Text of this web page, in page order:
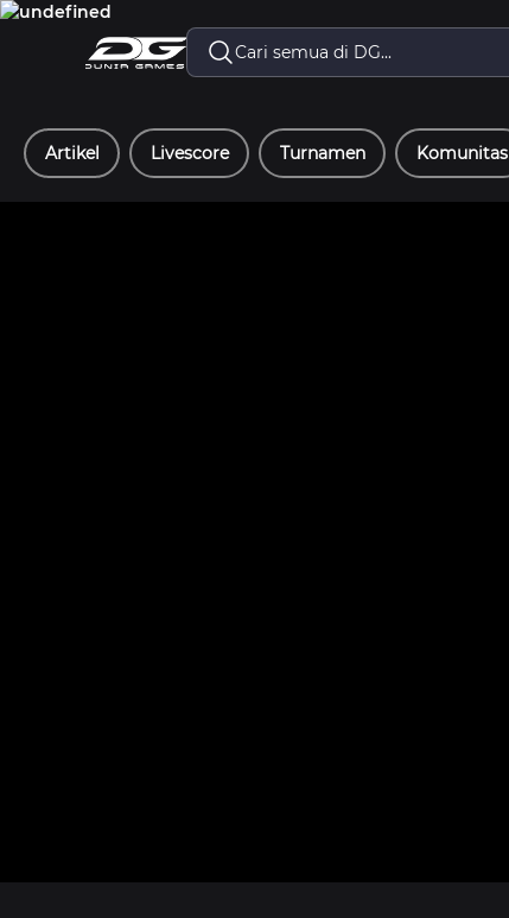
Artikel Livescore Turnamen Komunitas